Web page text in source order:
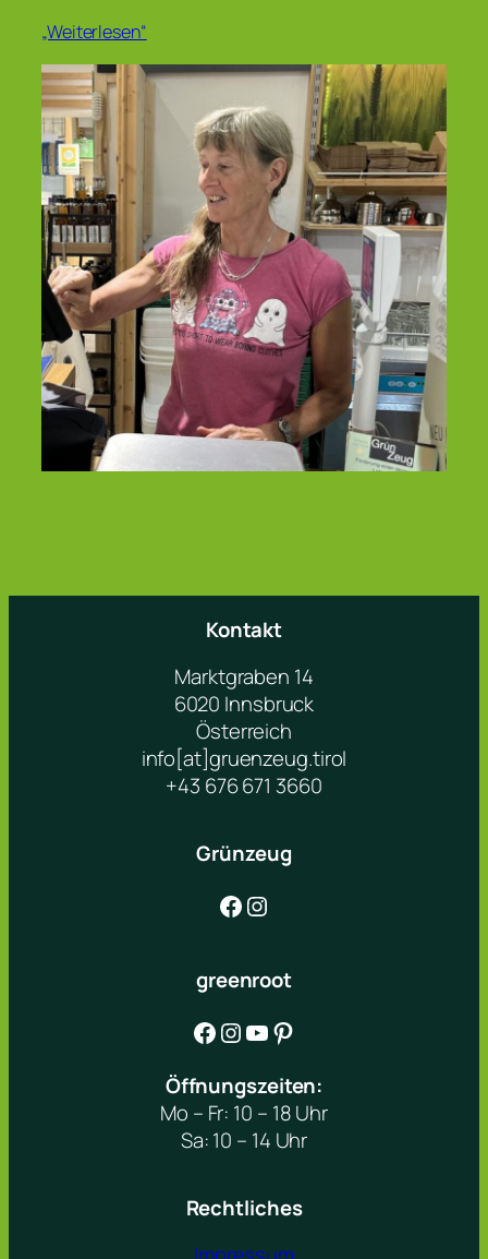
„Weiterlesen“
Kontakt
Marktgraben 14
6020 Innsbruck
Österreich
info[at]gruenzeug.tirol
+43 676 671 3660
Grünzeug
Facebook Instagram
greenroot
Facebook Instagram YouTube Pinterest
Öffnungszeiten:
Mo – Fr: 10 – 18 Uhr
Sa: 10 – 14 Uhr
Rechtliches